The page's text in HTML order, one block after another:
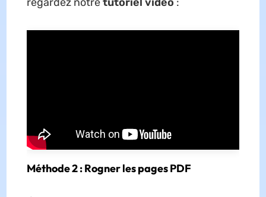
Méthode 2 : Rogner les pages PDF